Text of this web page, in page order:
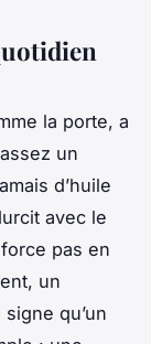
la porte, a
un
d’huile
avec le
pas en
un
qu’un